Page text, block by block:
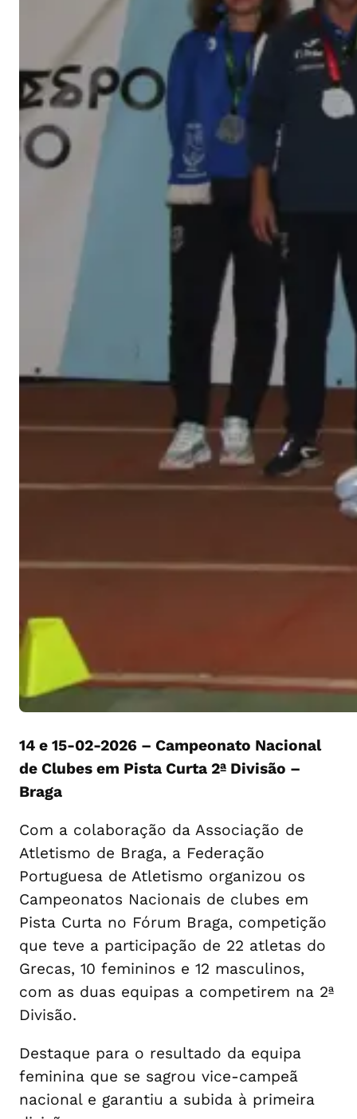
14 e 15-02-2026 – Campeonato Nacional
de Clubes em Pista Curta 2ª Divisão –
Braga
Com a colaboração da Associação de
Atletismo de Braga, a Federação
Portuguesa de Atletismo organizou os
Campeonatos Nacionais de clubes em
Pista Curta no Fórum Braga, competição
que teve a participação de 22 atletas do
Grecas, 10 femininos e 12 masculinos,
com as duas equipas a competirem na 2ª
Divisão.
Destaque para o resultado da equipa
feminina que se sagrou vice-campeã
nacional e garantiu a subida à primeira